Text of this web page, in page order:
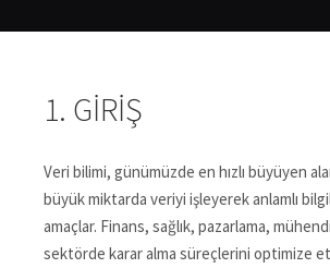
1. GIRIŞ
Veri bilimi, günümüzde en hızlı büyüyen
büyük miktarda veriyi işleyerek anlamlı
amaçlar. Finans, sağlık, pazarlama,
sektörde karar alma süreçlerini optimize